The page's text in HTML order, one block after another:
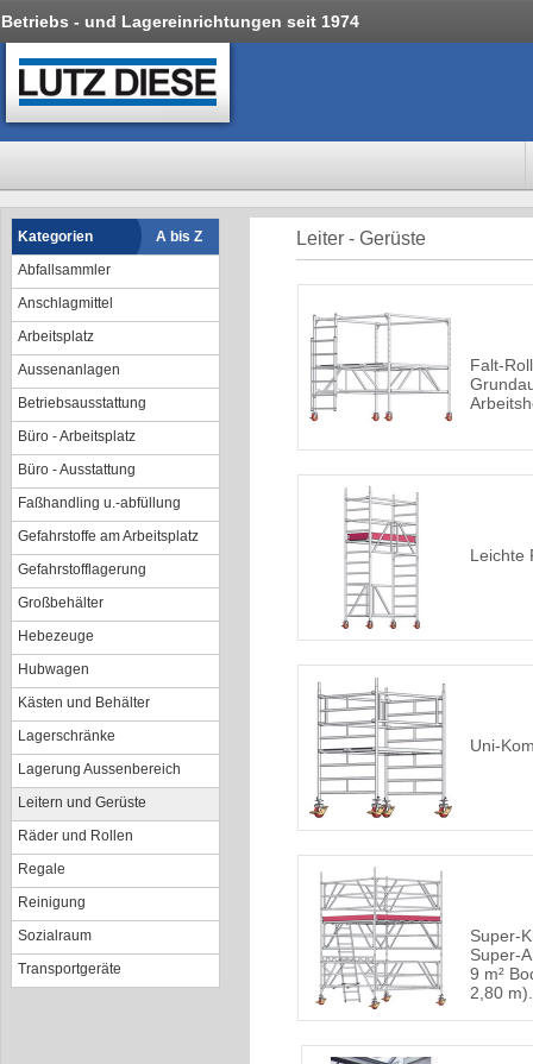
Betriebs - und Lagereinrichtungen seit 1974
Kategorien
A bis Z
Abfallsammler
Anschlagmittel
Arbeitsplatz
Aussenanlagen
Betriebsausstattung
Büro - Arbeitsplatz
Büro - Ausstattung
Faßhandling u.-abfüllung
Gefahrstoffe am Arbeitsplatz
Gefahrstofflagerung
Großbehälter
Hebezeuge
Hubwagen
Kästen und Behälter
Lagerschränke
Lagerung Aussenbereich
Leitern und Gerüste
Räder und Rollen
Regale
Reinigung
Sozialraum
Transportgeräte
Leiter - Gerüste
Falt-
Leichte
Uni-
Super-
Super-
9 m²
2,80 m).